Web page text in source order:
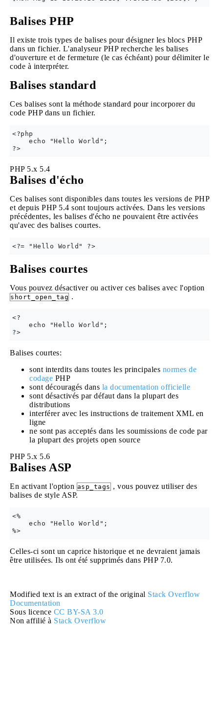
Balises PHP
Il existe trois types de balises pour désigner les blocs PHP
dans un fichier. L'analyseur PHP recherche les balises
d'ouverture et de fermeture (le cas échéant) pour délimiter le
code à interpréter.
Balises standard
Ces balises sont la méthode standard pour incorporer du
code PHP dans un fichier.
<?php
    echo "Hello World";
PHP 5.x 5.4
Balises d'écho
Ces balises sont disponibles dans toutes les versions de PHP
et depuis PHP 5.4 sont toujours activées. Dans les versions
précédentes, les balises d'écho ne pouvaient être activées
qu'avec des balises courtes.
Balises courtes
Vous pouvez désactiver ou activer ces balises avec l'option
short_open_tag .
<?
    echo "Hello World";
Balises courtes:
sont interdits dans toutes les principales normes de
codage PHP
sont découragés dans la documentation officielle
sont désactivés par défaut dans la plupart des
distributions
interférer avec les instructions de traitement XML en
ligne
ne sont pas acceptés dans les soumissions de code par
la plupart des projets open source
PHP 5.x 5.6
Balises ASP
En activant l'option asp_tags , vous pouvez utiliser des
balises de style ASP.
<%
    echo "Hello World";
Celles-ci sont un caprice historique et ne devraient jamais
être utilisées. Ils ont été supprimés dans PHP 7.0.
Modified text is an extract of the original Stack Overflow
Documentation
Sous licence CC BY-SA 3.0
Non affilié à Stack Overflow